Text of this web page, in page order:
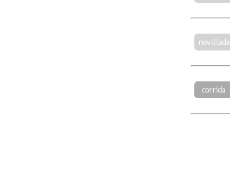
novillada
corrida